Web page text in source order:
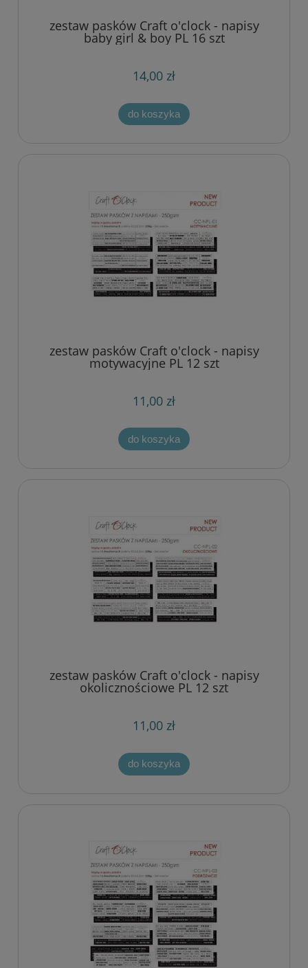
zestaw pasków Craft o'clock - napisy
baby girl & boy PL 16 szt
14,00 zł
do koszyka
zestaw pasków Craft o'clock - napisy
motywacyjne PL 12 szt
11,00 zł
do koszyka
zestaw pasków Craft o'clock - napisy
okolicznościowe PL 12 szt
11,00 zł
do koszyka